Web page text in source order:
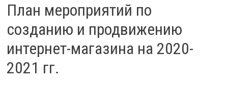
План мероприятий по
созданию и продвижению
интернет-магазина на 2020-
2021 гг.